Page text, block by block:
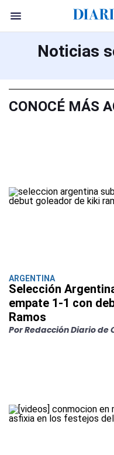
Noticias
CONOCÉ MÁS
ARGENTINA
Selección
empate 1-1 con
Ramos
Por Redacción Diario de